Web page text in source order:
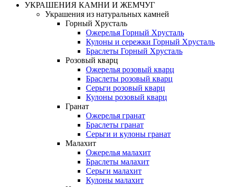
УКРАШЕНИЯ КАМНИ И ЖЕМЧУГ
Украшения из натуральных камней
Горный Хрусталь
Ожерелья Горный Хрусталь
Кулоны и сережки Горный Хрусталь
Браслеты Горный Хрусталь
Розовый кварц
Ожерелья розовый кварц
Браслеты розовый кварц
Серьги розовый кварц
Кулоны розовый кварц
Гранат
Ожерелья гранат
Браслеты гранат
Серьги и кулоны гранат
Малахит
Ожерелья малахит
Браслеты малахит
Серьги малахит
Кулоны малахит